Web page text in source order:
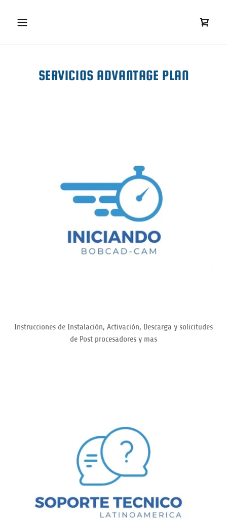
SERVICIOS ADVANTAGE PLAN
Instrucciones de Instalación, Activación, Descarga y solicitudes
de Post procesadores y mas